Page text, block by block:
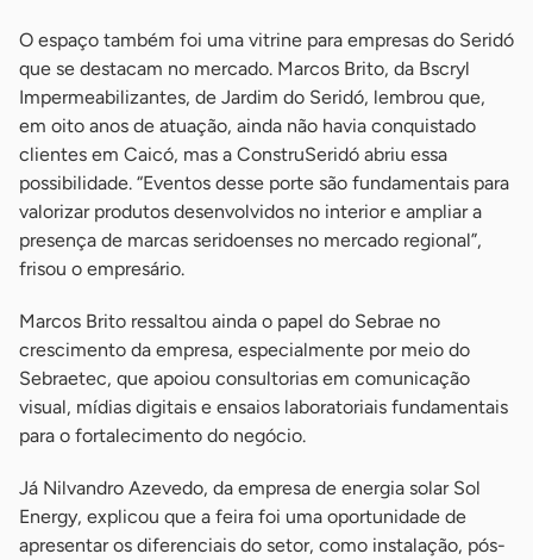
O espaço também foi uma vitrine para empresas do Seridó
que se destacam no mercado. Marcos Brito, da Bscryl
Impermeabilizantes, de Jardim do Seridó, lembrou que,
em oito anos de atuação, ainda não havia conquistado
clientes em Caicó, mas a ConstruSeridó abriu essa
possibilidade. “Eventos desse porte são fundamentais para
valorizar produtos desenvolvidos no interior e ampliar a
presença de marcas seridoenses no mercado regional”,
frisou o empresário.
Marcos Brito ressaltou ainda o papel do Sebrae no
crescimento da empresa, especialmente por meio do
Sebraetec, que apoiou consultorias em comunicação
visual, mídias digitais e ensaios laboratoriais fundamentais
para o fortalecimento do negócio.
Já Nilvandro Azevedo, da empresa de energia solar Sol
Energy, explicou que a feira foi uma oportunidade de
apresentar os diferenciais do setor, como instalação, pós-